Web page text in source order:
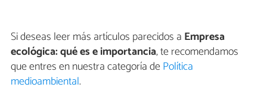
Si deseas leer más artículos parecidos a Empresa
ecológica: qué es e importancia, te recomendamos
que entres en nuestra categoría dePolítica
medioambiental.